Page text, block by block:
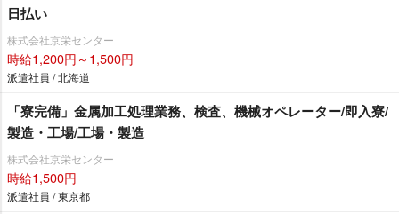
日払い
株式会社京栄センター
時給1,200円～1,500円
派遣社員 / 北海道
「寮完備」金属加工処理業務、検査、機械オペレーター/即入寮/
製造・工場/工場・製造
株式会社京栄センター
時給1,500円
派遣社員 / 東京都